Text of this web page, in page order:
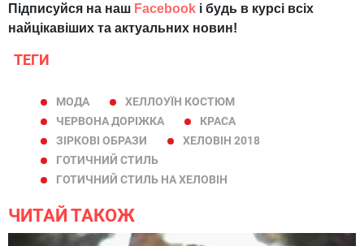
Підписуйся на наш Facebook і будь в курсі всіх
найцікавіших та актуальних новин!
ТЕГИ
МОДА
ХЕЛЛОУЇН КОСТЮМ
ЧЕРВОНА ДОРІЖКА
КРАСА
ЗІРКОВІ ОБРАЗИ
ХЕЛОВІН 2018
ГОТИЧНИЙ СТИЛЬ
ГОТИЧНИЙ СТИЛЬ НА ХЕЛОВІН
ЧИТАЙ ТАКОЖ